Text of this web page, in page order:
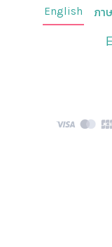
English ภา